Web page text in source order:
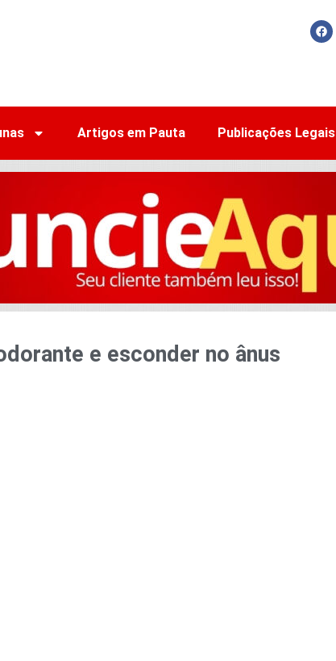
Artigos em Pauta Publicações Legais
e esconder no ânus